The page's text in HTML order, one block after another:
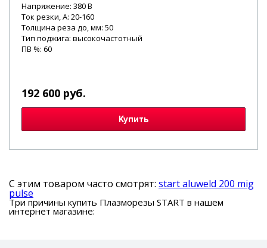
Напряжение: 380 В
Ток резки, А: 20-160
Толщина реза до, мм: 50
Тип поджига: высокочастотный
ПВ %: 60
192 600 руб.
Купить
С этим товаром часто смотрят: start aluweld 200 mig
pulse
Три причины купить Плазморезы START в нашем
интернет магазине: